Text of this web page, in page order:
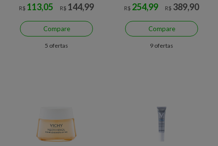
R$ 113,05
R$ 144,99
Compare
5 ofertas
R$ 254,99
R$ 389,90
Compare
9 ofertas